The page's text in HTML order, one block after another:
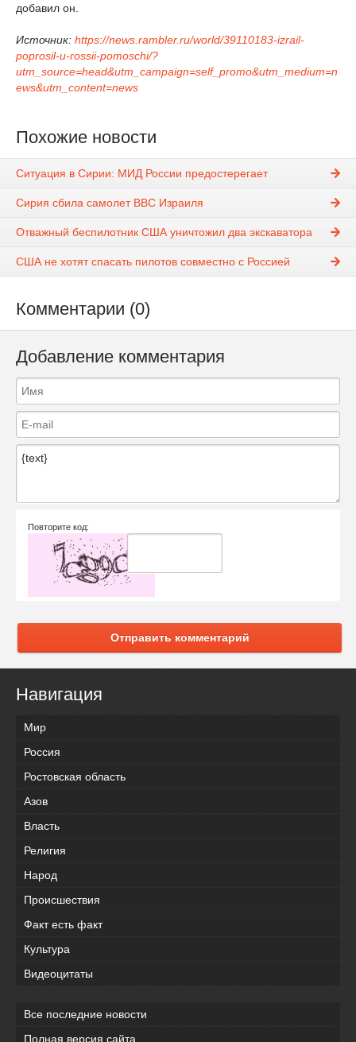
добавил он.
Источник: https://news.rambler.ru/world/39110183-izrail-
poprosil-u-rossii-pomoschi/?
utm_source=head&utm_campaign=self_promo&utm_medium=n
ews&utm_content=news
Похожие новости
Ситуация в Сирии: МИД России предостерегает
Сирия сбила самолет ВВС Израиля
Отважный беспилотник США уничтожил два экскаватора
США не хотят спасать пилотов совместно с Россией
Комментарии (0)
Добавление комментария
Повторите код:
Отправить комментарий
Навигация
Мир
Россия
Ростовская область
Азов
Власть
Религия
Народ
Происшествия
Факт есть факт
Культура
Видеоцитаты
Все последние новости
Полная версия сайта